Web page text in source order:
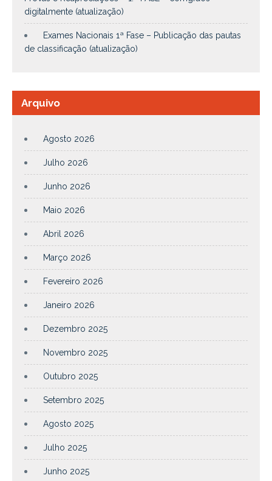
digitalmente (atualização)
Exames Nacionais 1ª Fase – Publicação das pautas
de classificação (atualização)
Arquivo
Agosto 2026
Julho 2026
Junho 2026
Maio 2026
Abril 2026
Março 2026
Fevereiro 2026
Janeiro 2026
Dezembro 2025
Novembro 2025
Outubro 2025
Setembro 2025
Agosto 2025
Julho 2025
Junho 2025